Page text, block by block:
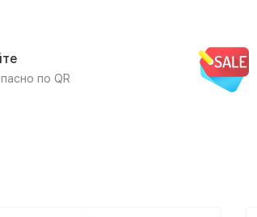
по QR